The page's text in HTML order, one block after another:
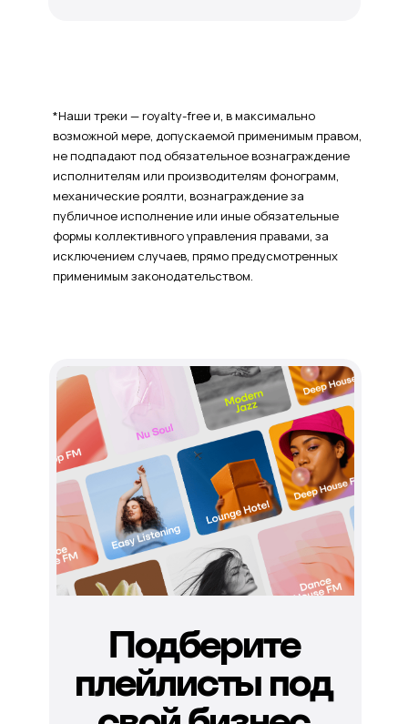
*Наши треки — royalty-free и, в максимально
возможной мере, допускаемой применимым правом,
не подпадают под обязательное вознаграждение
исполнителям или производителям фонограмм,
механические роялти, вознаграждение за
публичное исполнение или иные обязательные
формы коллективного управления правами, за
исключением случаев, прямо предусмотренных
применимым законодательством.
Подберите
плейлисты под